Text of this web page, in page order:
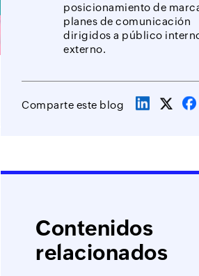
posicionamiento de
planes de comunicación
dirigidos a público
externo.
Comparte este blog
Contenidos
relacionados